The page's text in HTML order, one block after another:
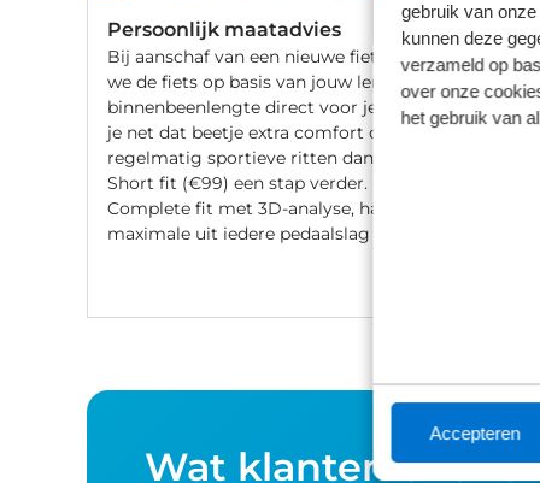
gebruik van
kunnen deze
verzameld op
over onze
het gebruik van
Accepteren
Persoonlijk maatadvies
Bij aanschaf van een nieuwe fiets stellen
we de fiets op basis van jouw lengte en
binnenbeenlengte direct voor je af. Wil
je net dat beetje extra comfort of fiets je
regelmatig sportieve ritten dan gaat de
Short fit (€99) een stap verder. Met een
Complete fit met 3D-analyse, haal je het
maximale uit iedere pedaalslag (€249).
Wat klanten over